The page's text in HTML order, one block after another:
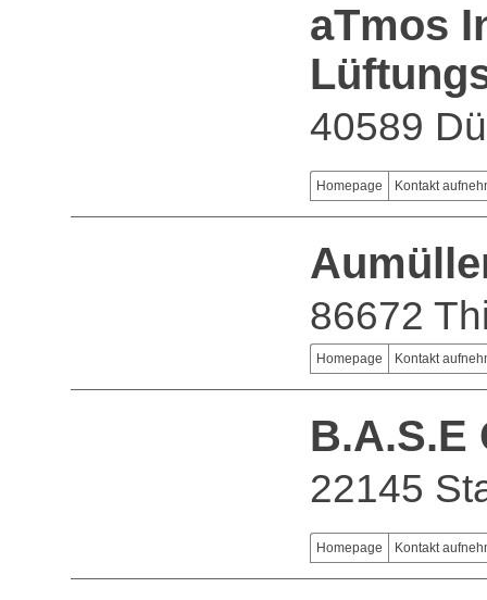
aTmos
40589
Homepage Kontakt
86672
Homepage Kontakt
B.A.S.E
22145
Homepage Kontakt